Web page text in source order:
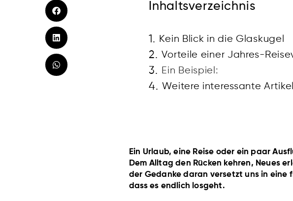
Inhaltsverzeichnis
Kein Blick in die Glaskugel
Vorteile einer Jahres-
Ein Beispiel:
Weitere interessante
Ein Urlaub, eine Reise oder ein paar
Dem Alltag den Rücken kehren, Neues
der Gedanke daran versetzt uns in eine
dass es endlich losgeht.